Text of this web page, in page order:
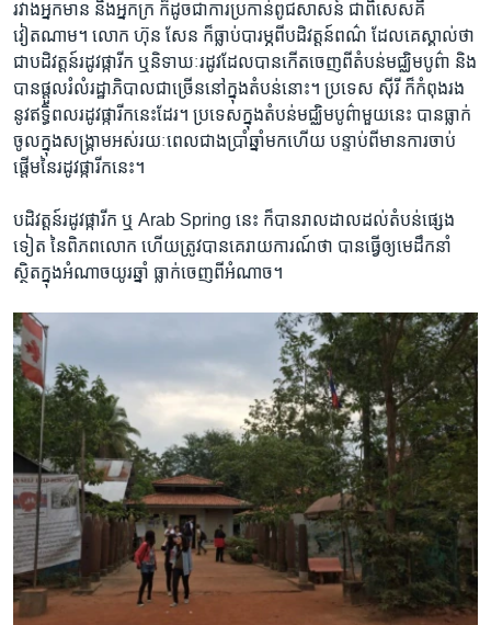
រវាង​អ្នក​មាន និង​អ្នក​ក្រ​ ក៏ដូច​ជា​ការ​ប្រកាន់​ពូជសាសន៍​ ជា​ពិសេសគឺ​
វៀតណាម។​ លោក​ ហ៊ុន សែន​ ក៏ធ្លាប់​បារម្ភ​ពី​បដិវត្តន៍​ពណ៌​ ដែល​គេស្គាល់​ថា​
ជាបដិវត្តន៍​រដូវ​ផ្ការីក​ ឬនិទាឃៈ​រដូវ​ដែល​បាន​កើត​ចេញ​ពី​តំបន់​មជ្ឈិម​បូព៌ា​ និង​
បាន​ផ្តួលរំលំ​រដ្ឋាភិបាល​ជាច្រើន​នៅ​ក្នុង​តំបន់នោះ។​ ប្រទេស​ ស៊ីរី​ ក៏​កំពុង​រង
នូវ​ឥទ្ធិពល​រដូវផ្ការីក​នេះ​ដែរ។​ ប្រទេស​ក្នុង​តំបន់​មជ្ឈិម​បូព៌ា​មួយ​នេះ​ បាន​ធ្លាក់​
ចូល​ក្នុង​សង្គ្រាមអស់​រយៈ​ពេល​ជាង​ប្រាំឆ្នាំ​មកហើយ​ បន្ទាប់​ពី​មាន​ការ​ចាប់​
ផ្តើម​នៃ​រដូវផ្ការីក​នេះ។
បដិវត្តន៍​រដូវ​ផ្ការីក​ ឬ Arab Spring ​នេះ ក៏បាន​រាល​ដាល​ដល់​តំបន់​ផ្សេង​
ទៀត ​នៃ​ពិភព​លោក​ ហើយត្រូវ​បាន​គេរាយការណ៍​ថា​ ​បានធ្វើ​ឲ្យ​មេដឹកនាំ​
ស្ថិត​ក្នុង​អំណាច​យូរ​ឆ្នាំ​ ធ្លាក់​ចេញពី​អំណាច។​